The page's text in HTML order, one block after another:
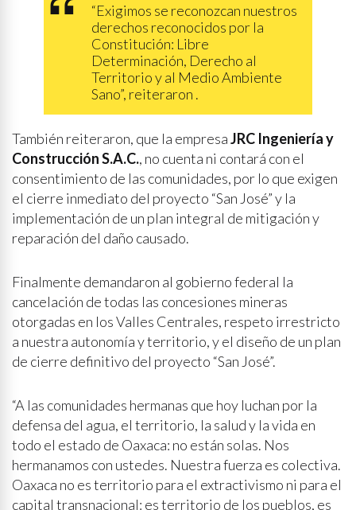
“Exigimos se reconozcan nuestros
derechos reconocidos por la
Constitución: Libre
Determinación, Derecho al
Territorio y al Medio Ambiente
Sano”, reiteraron .
También reiteraron, que la empresaJRC Ingeniería y
Construcción S.A.C., no cuenta ni contará con el
consentimiento de las comunidades, por lo que exigen
el cierre inmediato del proyecto “San José” y la
implementación de un plan integral de mitigación y
reparación del daño causado.
Finalmente demandaron al gobierno federal la
cancelación de todas las concesiones mineras
otorgadas en los Valles Centrales, respeto irrestricto
a nuestra autonomía y territorio, y el diseño de un plan
de cierre definitivo del proyecto “San José”.
“A las comunidades hermanas que hoy luchan por la
defensa del agua, el territorio, la salud y la vida en
todo el estado de Oaxaca: no están solas. Nos
hermanamos con ustedes. Nuestra fuerza es colectiva.
Oaxaca no es territorio para el extractivismo ni para el
capital transnacional: es territorio de los pueblos, es